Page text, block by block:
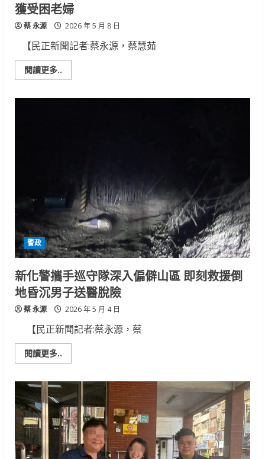
車
事
故
獲受困老婦
蔡 永源 2026 年 5 月 8 日
【民正新聞記者:蔡永源，蔡慧茹
閱讀更多..
more
弱
呼
聲
尋
獲
受
困
老
婦
警政
新化警攜手巡守隊深入偏僻山區 即刻救援倒
地昏沉男子送醫脫險
蔡 永源 2026 年 5 月 4 日
【民正新聞記者:蔡永源，蔡
閱讀更多..
more
化
警
攜
手
巡
守
隊
深
入